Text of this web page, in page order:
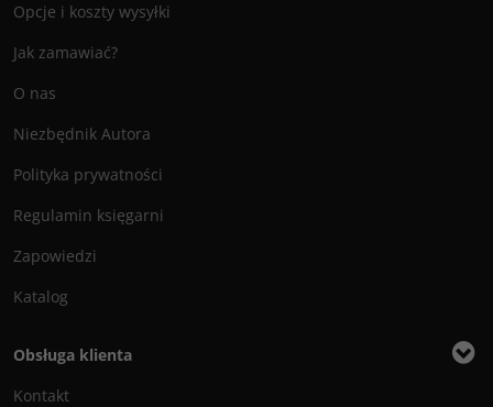
Opcje i koszty wysyłki
Jak zamawiać?
O nas
Niezbędnik Autora
Polityka prywatności
Regulamin księgarni
Zapowiedzi
Katalog
Obsługa klienta
Kontakt